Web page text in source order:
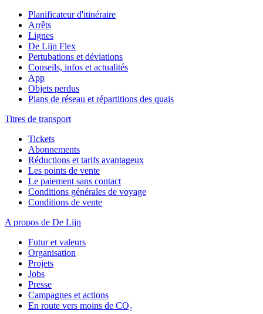
Planificateur d'itinéraire
Arrêts
Lignes
De Lijn Flex
Pertubations et déviations
Conseils, infos et actualités
App
Objets perdus
Plans de réseau et répartitions des quais
Titres de transport
Tickets
Abonnements
Réductions et tarifs avantageux
Les points de vente
Le paiement sans contact
Conditions générales de voyage
Conditions de vente
A propos de De Lijn
Futur et valeurs
Organisation
Projets
Jobs
Presse
Campagnes et actions
En route vers moins de CO₂